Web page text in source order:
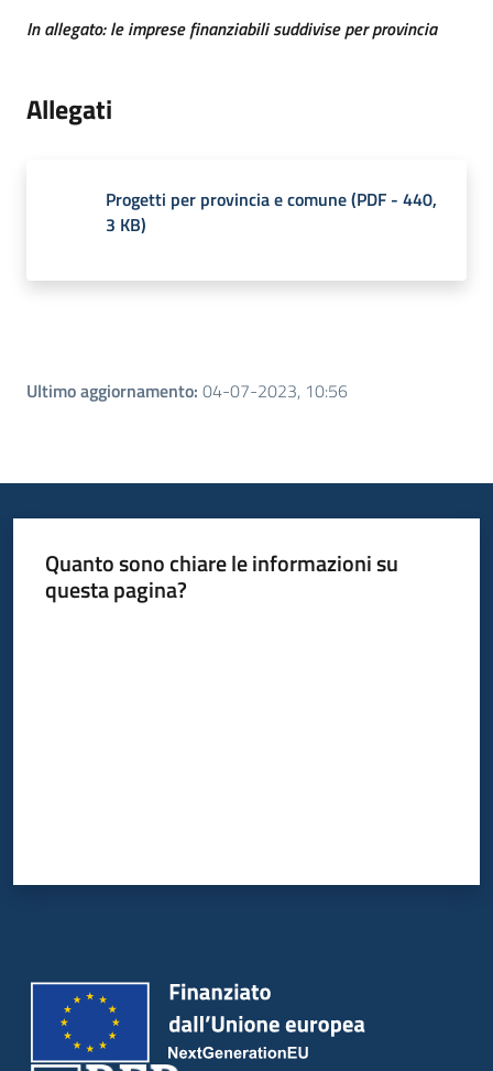
In allegato: le imprese finanziabili suddivise per provincia
Allegati
Progetti per provincia e comune(PDF - 440,
3 KB)
Ultimo aggiornamento: 04-07-2023, 10:56
Quanto sono chiare le informazioni su
questa pagina?